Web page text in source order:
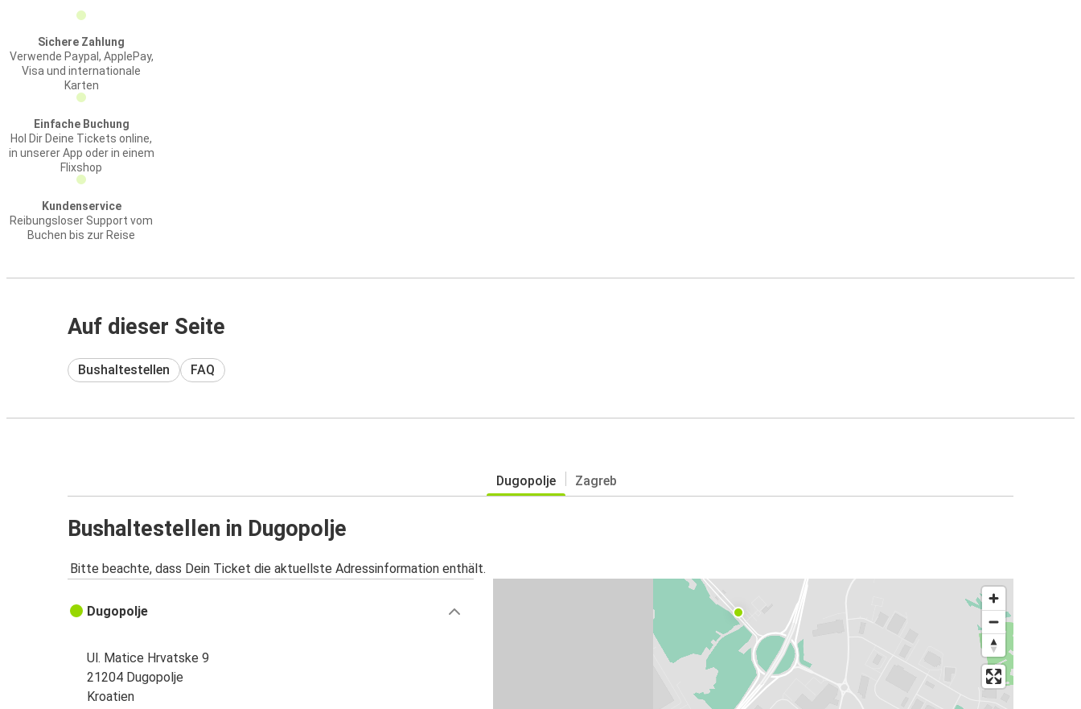
Sichere Zahlung
Verwende Paypal, ApplePay,
Visa und internationale
Karten
Einfache Buchung
Hol Dir Deine Tickets online,
in unserer App oder in einem
Flixshop
Kundenservice
Reibungsloser Support vom
Buchen bis zur Reise
Auf dieser Seite
Bushaltestellen FAQ
Dugopolje Zagreb
Bushaltestellen in Dugopolje
Bitte beachte, dass Dein Ticket die aktuellste Adressinformation enthält.
Dugopolje
Ul. Matice Hrvatske 9
21204 Dugopolje
Kroatien